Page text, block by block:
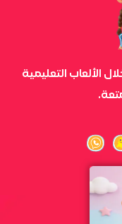
الألعاب التعليمية